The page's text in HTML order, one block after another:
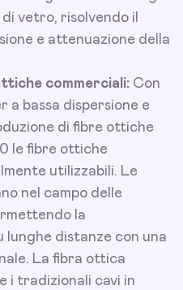
vetro, risolvendo il
e attenuazione della
commerciali: Con
a bassa dispersione e
di fibre ottiche
le fibre ottiche
utilizzabili. Le
nel campo delle
la
lunghe distanze con una
La fibra ottica
i tradizionali cavi in